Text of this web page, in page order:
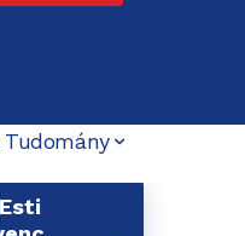
Tudomány